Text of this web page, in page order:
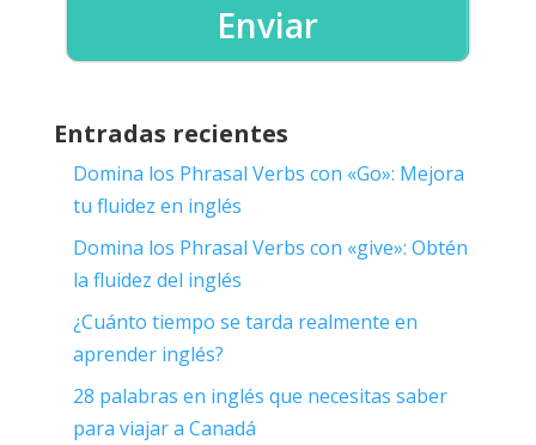
Enviar
Entradas recientes
Domina los Phrasal Verbs con «Go»: Mejora
tu fluidez en inglés
Domina los Phrasal Verbs con «give»: Obtén
la fluidez del inglés
¿Cuánto tiempo se tarda realmente en
aprender inglés?
28 palabras en inglés que necesitas saber
para viajar a Canadá